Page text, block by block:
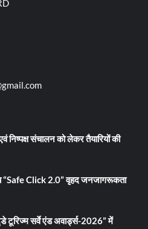
निष्पक्ष संचालन को लेकर तैयारियों की
“Safe Click 2.0” वृहद जनजागरूकता
टूरिज्म सर्वे एंड अवार्ड्स-2026” में